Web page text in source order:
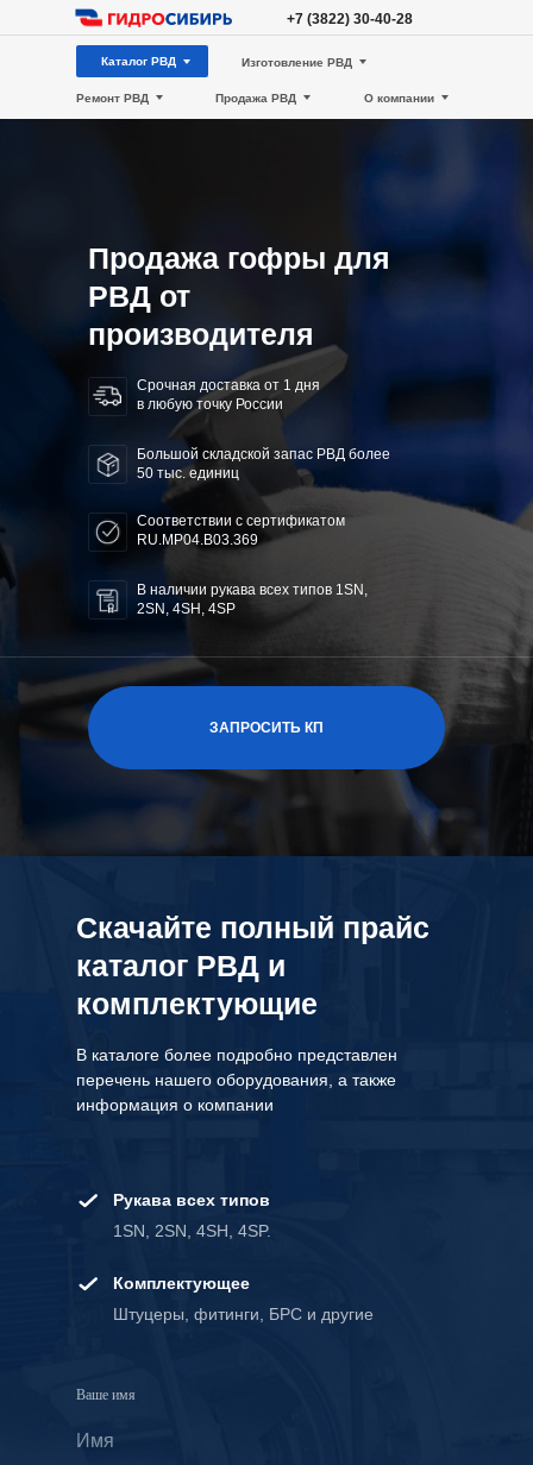
+7 (3822) 30-40-28
Каталог РВД
О компании
Ремонт РВД
Изготовление РВД
Продажа РВД
ЗАПРОСИТЬ КП
Продажа гофры для
РВД от
производителя
Срочная доставка от 1 дня
в любую точку России
Большой складской запас РВД более
50 тыс. единиц
В наличии рукава всех типов 1SN,
2SN, 4SH, 4SP
Соответствии с сертификатом
RU.MP04.B03.369
Скачайте полный прайс
каталог РВД и
комплектующие
В каталоге более подробно представлен
перечень нашего оборудования, а также
информация о компании
Комплектующее
Рукава всех типов
1SN, 2SN, 4SH, 4SP.
Штуцеры, фитинги, БРС и другие
Ваше имя